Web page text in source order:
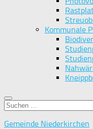
Kommunale
Suchen
nach:
Gemeinde Niederkirchen